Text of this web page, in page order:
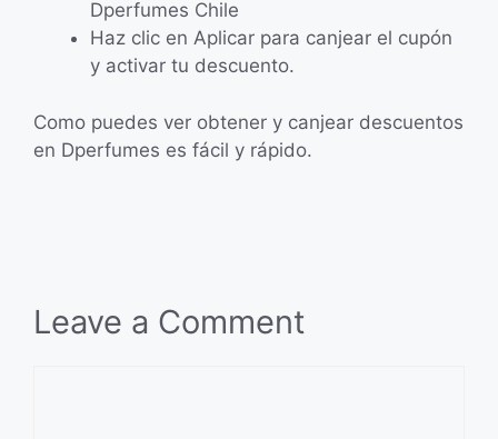
Dperfumes Chile
Haz clic en Aplicar para canjear el cupón
y activar tu descuento.
Como puedes ver obtener y canjear descuentos
en Dperfumes es fácil y rápido.
Leave a Comment